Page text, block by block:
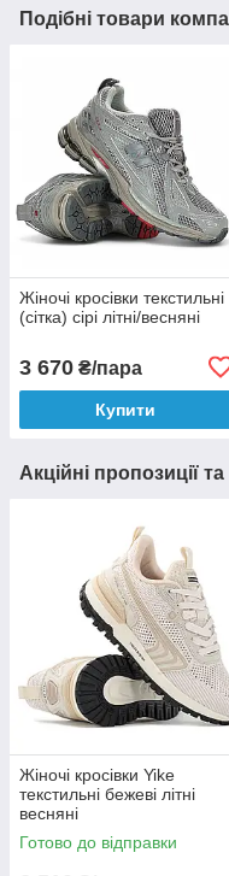
Подібні товари
Жіночі кросівки текстильні
(сітка) сірі літні/весняні
3 670 ₴/пара
Купити
Акційні пропозиції
Жіночі кросівки Yike
текстильні бежеві літні
весняні
Готово до відправки